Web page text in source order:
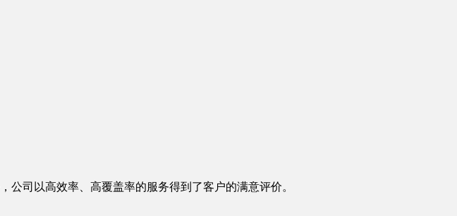
，公司以高效率、高覆盖率的服务得到了客户的满意评价。